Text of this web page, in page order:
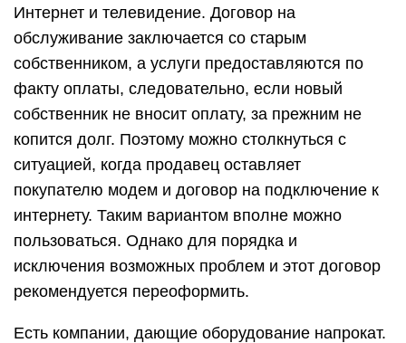
Интернет и телевидение. Договор на
обслуживание заключается со старым
собственником, а услуги предоставляются по
факту оплаты, следовательно, если новый
собственник не вносит оплату, за прежним не
копится долг. Поэтому можно столкнуться с
ситуацией, когда продавец оставляет
покупателю модем и договор на подключение к
интернету. Таким вариантом вполне можно
пользоваться. Однако для порядка и
исключения возможных проблем и этот договор
рекомендуется переоформить.
Есть компании, дающие оборудование напрокат.